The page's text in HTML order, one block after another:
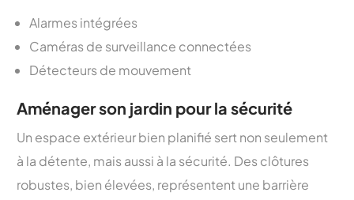
Alarmes intégrées
Caméras de surveillance connectées
Détecteurs de mouvement
Aménager son jardin pour la sécurité
Un espace extérieur bien planifié sert non seulement
à la détente, mais aussi à la sécurité. Des clôtures
robustes, bien élevées, représentent une barrière